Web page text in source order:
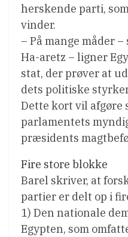
herskende parti,
vinder.
– På mange måder
Ha-aretz – ligner
stat, der prøver at
dets politiske
Dette kort vil afgøre
parlamentets
præsidents
Fire store blokke
Barel skriver, at
partier er delt op i
1) Den nationale
Egypten, som